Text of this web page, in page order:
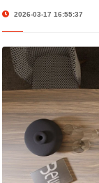
2026-03-17 16:55:37